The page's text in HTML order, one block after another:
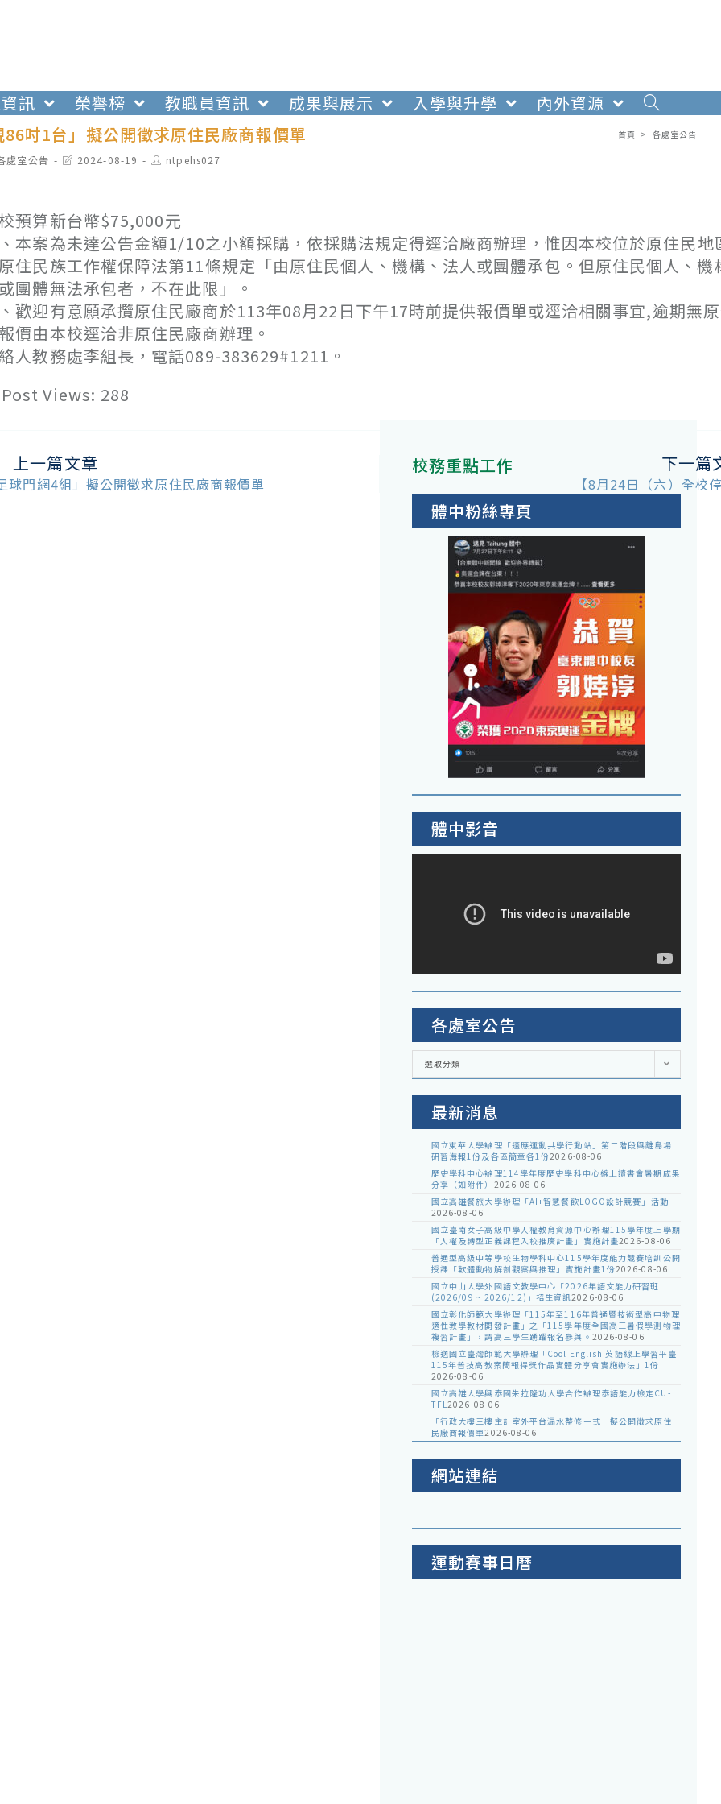
訊 榮譽榜 教職員資訊 成果與展示 入學與升學
內外資源
86吋1台」擬公開徵求原住民廠商報價單
首頁 > 各處室公告
處室公告
Post2024-08-19
Post
author:
ntpehs027
預算新台幣$75,000元
本案為未達公告金額1/10之小額採購，依採購法規定得逕洽廠商辦理，惟因本校位於原住民地
住民族工作權保障法第11條規定「由原住民個人、機構、法人或團體承包。但原住民個人、機
團體無法承包者，不在此限」。
歡迎有意願承攬原住民廠商於113年08月22日下午17時前提供報價單或逕洽相關事宜,逾期無
價由本校逕洽非原住民廠商辦理。
人教務處李組長，電話089-383629#1211。
Post Views: 288
上一篇文章
球門網4組」擬公開徵求原住民廠商報價單
下一篇
【8月24日（六）全校
校務重點工作
體中粉絲專頁
體中影音
各處室公告
各
室
選取分類
最新消息
國立東華大學辦理「適應運動共學行動站」第二階段與離島場
研習海報1份及各區簡章各1份2026-08-06
歷史學科中心辦理114學年度歷史學科中心線上讀書會暑期成果
分享（如附件） 2026-08-06
國立高雄餐旅大學辦理「AI+智慧餐飲LOGO設計競賽」活動
2026-08-06
國立臺南女子高級中學人權教育資源中心辦理115學年度上學期
「人權及轉型正義課程入校推廣計畫」實施計畫2026-08-06
普通型高級中等學校生物學科中心115學年度能力競賽培訓公開
授課「軟體動物解剖觀察與推理」實施計畫1份2026-08-06
國立中山大學外國語文教學中心「2026年語文能力研習班
(2026/09 ~ 2026/12)」招生資訊2026-08-06
國立彰化師範大學辦理「115年至116年普通暨技術型高中物理
適性教學教材開發計畫」之「115學年度全國高三暑假學測物理
複習計畫」，請高三學生踴躍報名參與。 2026-08-06
檢送國立臺灣師範大學辦理「Cool English 英語線上學習平臺
115年普技高教案簡報得獎作品實體分享會實施辦法」1份
2026-08-06
國立高雄大學與泰國朱拉隆功大學合作辦理泰語能力檢定CU-
TFL2026-08-06
「行政大樓三樓主計室外平台漏水整修一式」擬公開徵求原住
民廠商報價單2026-08-06
網站連結
運動賽事日曆